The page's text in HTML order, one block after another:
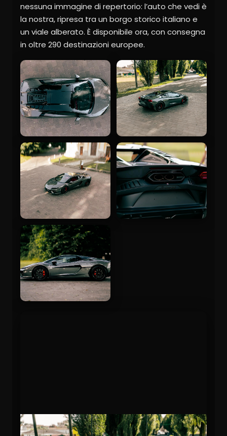
nessuna immagine di repertorio: l’auto che vedi è
la nostra, ripresa tra un borgo storico italiano e
un viale alberato. È disponibile ora, con consegna
in oltre 290 destinazioni europee.